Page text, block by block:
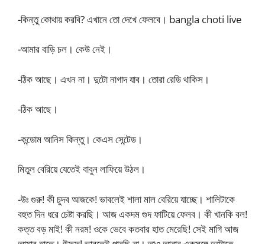
-কিন্তু কোথায় করবি? এখানে তো দেখে ফেলবে। bangla choti live
-আমার বাড়ি চল। কেউ নেই।
-ঠিক আছে। এখন না। দুটো নাগাদ যাব। তোরা রেডি থাকিস।
-ঠিক আছে।
-কন্ডোম আনিস কিন্তু। কেএস সেন্টেড।
মিতুল বেরিয়ে যেতেই বাবুন লাফিয়ে উঠল।
-উঃ গুরু! কী চুদব আজকে! ভাবলেই শালা মাল বেরিয়ে যাচ্ছে। শালিটাকে
বহুত দিন ধরে চেষ্টা করছি। আজ একদম গুদ ফাটিয়ে ফেলব। কী খানকি বল!
কত্ত বড় মাই! কী নরম! ওকে ভেবে কতবার হাত মেরেছি! সেই মাগি আজ